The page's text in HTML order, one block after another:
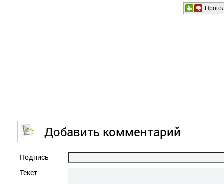
Добавить комментарий
Подпись
Текст